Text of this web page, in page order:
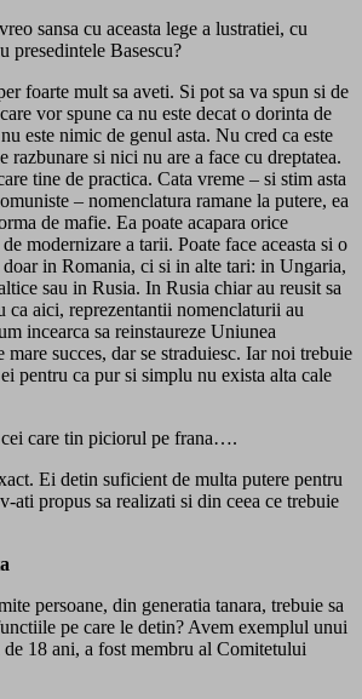
sansa cu aceasta lege a lustratiei, cu
presedintele Basescu?
foarte mult sa aveti. Si pot sa va spun si de
vor spune ca nu este decat o dorinta de
este nimic de genul asta. Nu cred ca este
razbunare si nici nu are a face cu dreptatea.
tine de practica. Cata vreme – si stim asta
– nomenclatura ramane la putere, ea
de mafie. Ea poate acapara orice
modernizare a tarii. Poate face aceasta si o
in Romania, ci si in alte tari: in Ungaria,
sau in Rusia. In Rusia chiar au reusit sa
ca aici, reprezentantii nomenclaturii au
incearca sa reinstaureze Uniunea
succes, dar se straduiesc. Iar noi trebuie
pentru ca pur si simplu nu exista alta cale
cei care tin piciorul pe frana….
Ei detin suficient de multa putere pentru
ati propus sa realizati si din ceea ce trebuie
persoane, din generatia tanara, trebuie sa
pe care le detin? Avem exemplul unui
18 ani, a fost membru al Comitetului